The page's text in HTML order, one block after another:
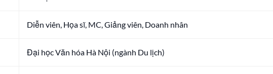
Diễn viên, Họa sĩ, MC, Giảng viên, Doanh nhân
Đại học Văn hóa Hà Nội (ngành Du lịch)